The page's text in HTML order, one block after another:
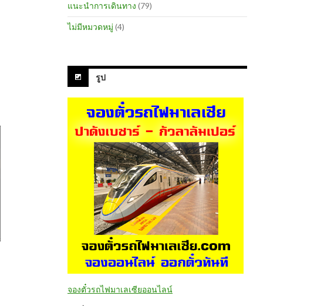
แนะนำการเดินทาง (79)
ไม่มีหมวดหมู่ (4)
รูป
จองตั๋วรถไฟมาเลเซียออนไลน์